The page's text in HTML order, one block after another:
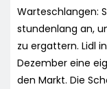
Warteschlangen:
stundenlang an,
zu ergattern. Lidl
Dezember eine
den Markt. Die